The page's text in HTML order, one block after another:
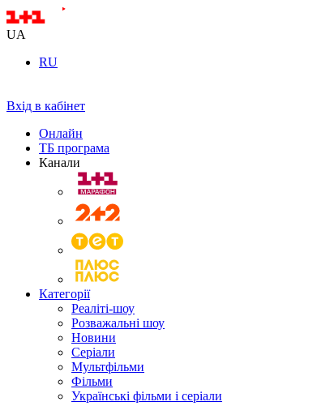
UA
RU
Вхід в кабінет
Онлайн
ТБ програма
Канали
Категорії
Реаліті-шоу
Розважальні шоу
Новини
Серіали
Мультфільми
Фільми
Українські фільми і серіали